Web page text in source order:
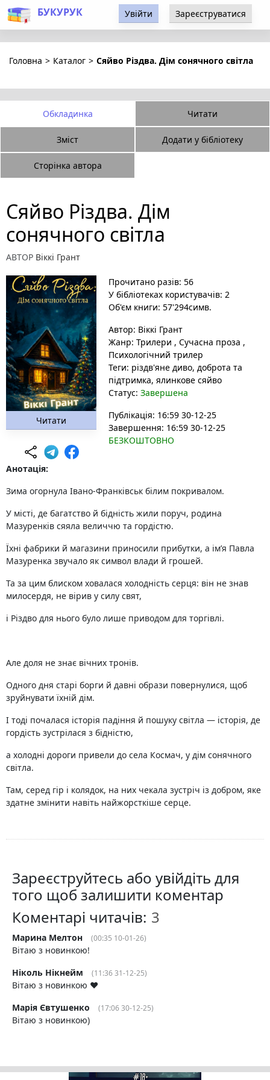
БУКУРУК Увійти Зареєструватися
Головна > Каталог > Сяйво Різдва. Дім сонячного світла
Обкладинка Читати
Зміст Додати у бібліотеку
Сторінка автора
Сяйво Різдва. Дім
сонячного світла
АВТОР Віккі Грант
Читати
Прочитано разів: 56
У бібліотеках користувачів: 2
Об'єм книги: 57'294симв.
Автор: Віккі Грант
Жанр: Трилери , Сучасна проза ,
Психологічний трилер
Теги: різдв'яне диво, доброта та
підтримка, ялинкове сяйво
Статус: Завершена
Публікація: 16:59 30-12-25
Завершення: 16:59 30-12-25
БЕЗКОШТОВНО
Анотація:
Зима огорнула Івано-Франківськ білим покривалом.
У місті, де багатство й бідність жили поруч, родина
Мазуренків сяяла величчю та гордістю.
Їхні фабрики й магазини приносили прибутки, а ім’я Павла
Мазуренка звучало як символ влади й грошей.
Та за цим блиском ховалася холодність серця: він не знав
милосердя, не вірив у силу свят,
і Різдво для нього було лише приводом для торгівлі.
Але доля не знає вічних тронів.
Одного дня старі борги й давні образи повернулися, щоб
зруйнувати їхній дім.
І тоді почалася історія падіння й пошуку світла — історія, де
гордість зустрілася з бідністю,
а холодні дороги привели до села Космач, у дім сонячного
світла.
Там, серед гір і колядок, на них чекала зустріч із добром, яке
здатне змінити навіть найжорсткіше серце.
Зареєструйтесь або увійдіть для
того щоб залишити коментар
Коментарі читачів:
Марина Мелтон (00:35 10-01-26)
Вітаю з новинкою!
Ніколь Нікнейм
(11:36 31-12-25)
Вітаю з новинкою ❤️
Марія Євтушенко
(17:06 30-12-25)
Вітаю з новинкою)